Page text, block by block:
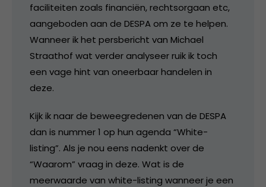
faciliteiten zoals financiën, rechtsorgaan etc,
aangeboden aan de DESPA om ze te helpen.
Wanneer ik het persbericht van Michael
Straathof wat verder analyseer ruik ik toch
een vage hint van oneerbaar handelen in
deze.
Kijk ik naar de beweegredenen van de DESPA
dan is nummer 1 op hun agenda “White-
listing”. Als je nou eens nadenkt over de
“Waarom” vraag in deze. Wat is de
meerwaarde van white-listing wanneer je een